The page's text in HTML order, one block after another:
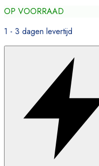
OP VOORRAAD
1 - 3 dagen levertijd